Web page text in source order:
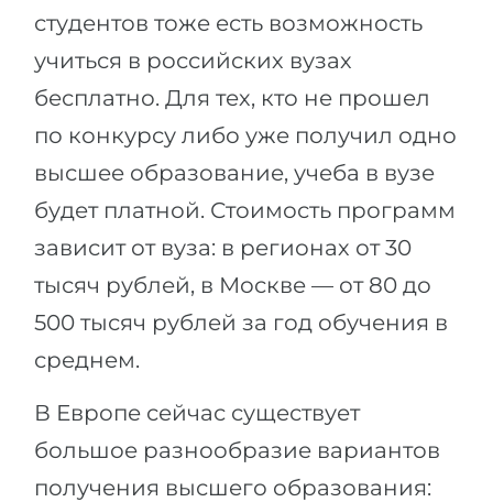
студентов тоже есть возможность
учиться в российских вузах
бесплатно. Для тех, кто не прошел
по конкурсу либо уже получил одно
высшее образование, учеба в вузе
будет платной. Стоимость программ
зависит от вуза: в регионах от 30
тысяч рублей, в Москве — от 80 до
500 тысяч рублей за год обучения в
среднем.
В Европе сейчас существует
большое разнообразие вариантов
получения высшего образования: